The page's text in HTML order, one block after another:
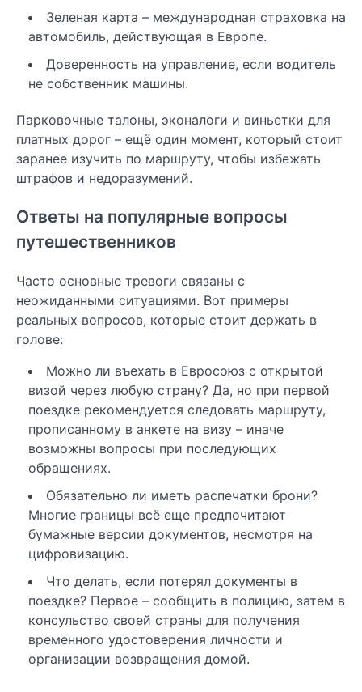
Зеленая карта – международная страховка на
автомобиль, действующая в Европе.
Доверенность на управление, если водитель
не собственник машины.
Парковочные талоны, эконалоги и виньетки для
платных дорог – ещё один момент, который стоит
заранее изучить по маршруту, чтобы избежать
штрафов и недоразумений.
Ответы на популярные вопросы
путешественников
Часто основные тревоги связаны с
неожиданными ситуациями. Вот примеры
реальных вопросов, которые стоит держать в
голове:
Можно ли въехать в Евросоюз с открытой
визой через любую страну? Да, но при первой
поездке рекомендуется следовать маршруту,
прописанному в анкете на визу – иначе
возможны вопросы при последующих
обращениях.
Обязательно ли иметь распечатки брони?
Многие границы всё еще предпочитают
бумажные версии документов, несмотря на
цифровизацию.
Что делать, если потерял документы в
поездке? Первое – сообщить в полицию, затем в
консульство своей страны для получения
временного удостоверения личности и
организации возвращения домой.